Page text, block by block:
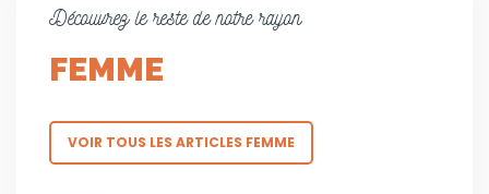
Découvrez le reste de notre rayon
FEMME
VOIR TOUS LES ARTICLES FEMME